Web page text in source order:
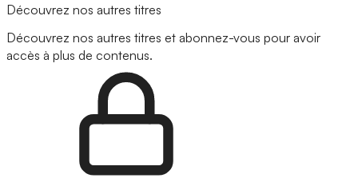
Découvrez nos autres titres
Découvrez nos autres titres et abonnez-vous pour avoir
accès à plus de contenus.